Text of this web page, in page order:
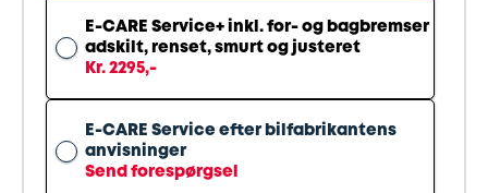
Reparation
Serviceeftersyn
Sommerdæk
Trailer
E-CARE Service+ inkl. for- og bagbremser
adskilt, renset, smurt og justeret
Kr. 2295,-
E-CARE Service efter bilfabrikantens
anvisninger
Send forespørgsel